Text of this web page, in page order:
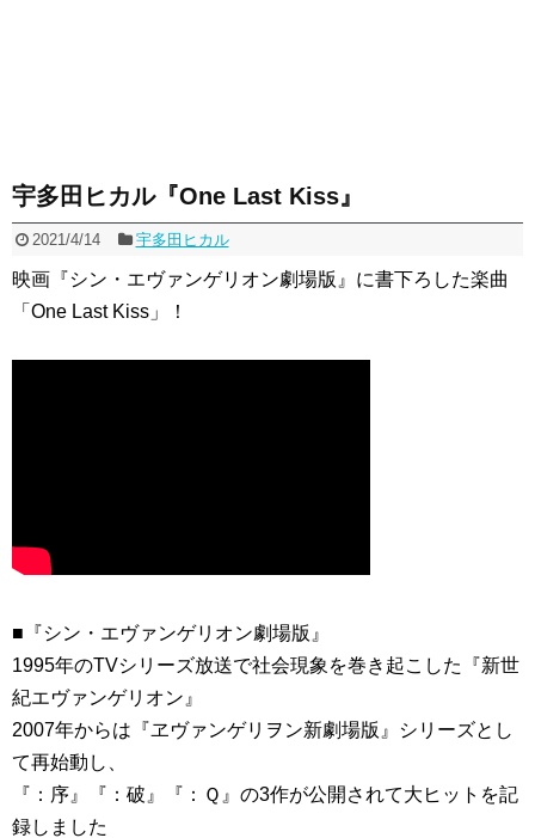
宇多田ヒカル『One Last Kiss』
2021/4/14 宇多田ヒカル
映画『シン・エヴァンゲリオン劇場版』に書下ろした楽曲
「One Last Kiss」！
■『シン・エヴァンゲリオン劇場版』
1995年のTVシリーズ放送で社会現象を巻き起こした『新世
紀エヴァンゲリオン』
2007年からは『ヱヴァンゲリヲン新劇場版』シリーズとし
て再始動し、
『：序』『：破』『：Ｑ』の3作が公開されて大ヒットを記
録しました